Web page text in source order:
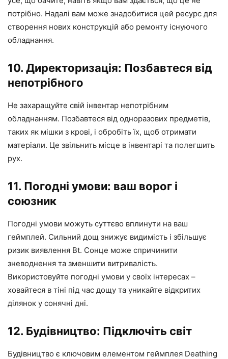
потрібно. Надалі вам може знадобитися цей ресурс для
створення нових конструкцій або ремонту існуючого
обладнання.
10. Директоризація: Позбавтеся від
непотрібного
Не захаращуйте свій інвентар непотрібним
обладнанням. Позбавтеся від одноразових предметів,
таких як мішки з крові, і обробіть їх, щоб отримати
матеріали. Це звільнить місце в інвентарі та полегшить
рух.
11. Погодні умови: ваш ворог і
союзник
Погодні умови можуть суттєво вплинути на ваш
геймплей. Сильний дощ знижує видимість і збільшує
ризик виявлення Bt. Сонце може спричинити
зневоднення та зменшити витривалість.
Використовуйте погодні умови у своїх інтересах –
ховайтеся в тіні під час дощу та уникайте відкритих
ділянок у сонячні дні.
12. Будівництво: Підключіть світ
Будівництво є ключовим елементом геймплея Deathing